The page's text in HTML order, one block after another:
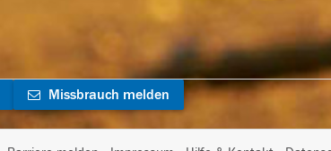
Missbrauch melden